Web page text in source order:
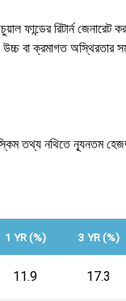
রিটার্ন জেনারেট
বা ক্রমাগত অস্থিরতার
তথ্য নথিতে ন্যূনতম
1 YR (%) 3 YR (%)
11.9 17.3